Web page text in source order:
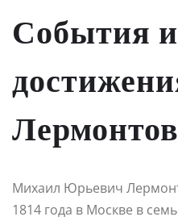
События и
Михаил Юрьевич
1814 года в Москве в